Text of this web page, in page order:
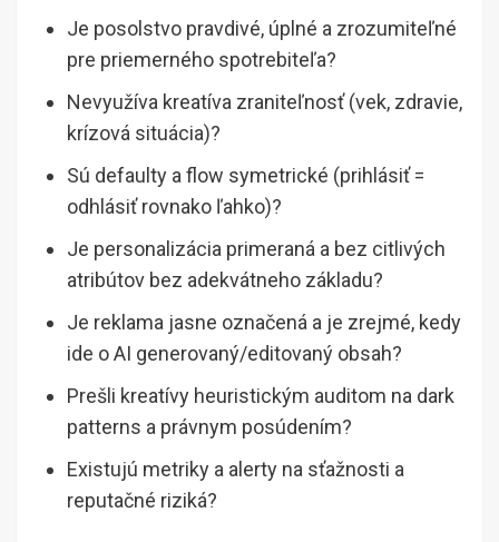
Je posolstvo pravdivé, úplné a zrozumiteľné
pre priemerného spotrebiteľa?
Nevyužíva kreatíva zraniteľnosť (vek, zdravie,
krízová situácia)?
Sú defaulty a flow symetrické (prihlásiť =
odhlásiť rovnako ľahko)?
Je personalizácia primeraná a bez citlivých
atribútov bez adekvátneho základu?
Je reklama jasne označená a je zrejmé, kedy
ide o AI generovaný/edito­vaný obsah?
Prešli kreatívy heuristickým auditom na dark
patterns a právnym posúdením?
Existujú metriky a alerty na sťažnosti a
reputačné riziká?